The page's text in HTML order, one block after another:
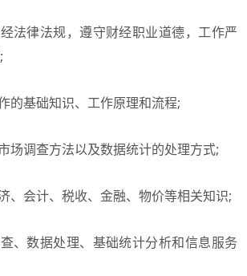
律法规，遵守财经职业道德，工作严
基础知识、工作原理和流程;
调查方法以及数据统计的处理方式;
会计、税收、金融、物价等相关知识;
数据处理、基础统计分析和信息服务